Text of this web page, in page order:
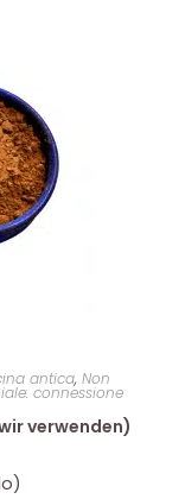
antica, Non
connessione
verwenden)